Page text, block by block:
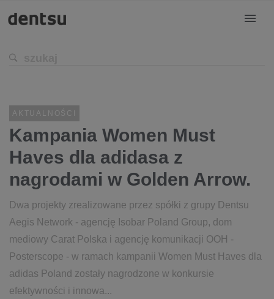
AKTUALNOŚCI
Kampania Women Must
Haves dla adidasa z
nagrodami w Golden Arrow.
Dwa projekty zrealizowane przez spółki z grupy Dentsu
Aegis Network - agencję Isobar Poland Group, dom
mediowy Carat Polska i agencję komunikacji OOH -
Posterscope - w ramach kampanii Women Must Haves dla
adidas Poland zostały nagrodzone w konkursie
efektywności i innowa...